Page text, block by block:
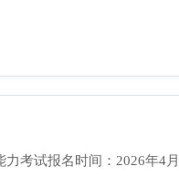
力考试报名时间：2026年4